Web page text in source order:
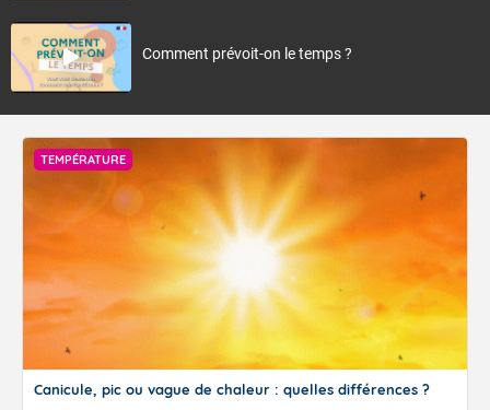
Comment prévoit-on le temps ?
TEMPÉRATURE
Canicule, pic ou vague de chaleur : quelles différences ?